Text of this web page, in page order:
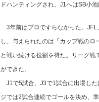
ドハンティングされ、J1へはSB小
3年前はプロですらなかった。JFL
し、与えられたのは「カップ戦の
と戦い続ける役割を得た。リーグ
ができた。
J1で5試合、J3で1試合に出場した
ジでは2試合連続でゴールを決め、